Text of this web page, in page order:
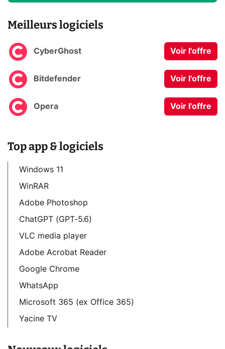
Meilleurs logiciels
CyberGhost Voir l'offre
Bitdefender Voir l'offre
Opera Voir l'offre
Top app & logiciels
Windows 11
WinRAR
Adobe Photoshop
ChatGPT (GPT-5.6)
VLC media player
Adobe Acrobat Reader
Google Chrome
WhatsApp
Microsoft 365 (ex Office 365)
Yacine TV